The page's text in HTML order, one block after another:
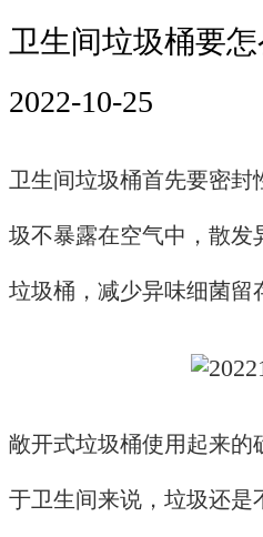
卫生间垃圾桶要怎
2022-10-25
卫生间垃圾桶首先要密封
圾不暴露在空气中，散
垃圾桶，减少异味细菌留
敞开式垃圾桶使用起来的
于卫生间来说，垃圾还是